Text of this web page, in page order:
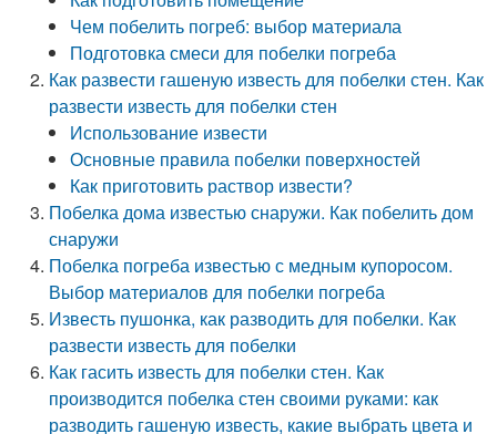
Чем побелить погреб: выбор материала
Подготовка смеси для побелки погреба
Как развести гашеную известь для побелки стен. Как
развести известь для побелки стен
Использование извести
Основные правила побелки поверхностей
Как приготовить раствор извести?
Побелка дома известью снаружи. Как побелить дом
снаружи
Побелка погреба известью с медным купоросом.
Выбор материалов для побелки погреба
Известь пушонка, как разводить для побелки. Как
развести известь для побелки
Как гасить известь для побелки стен. Как
производится побелка стен своими руками: как
разводить гашеную известь, какие выбрать цвета и